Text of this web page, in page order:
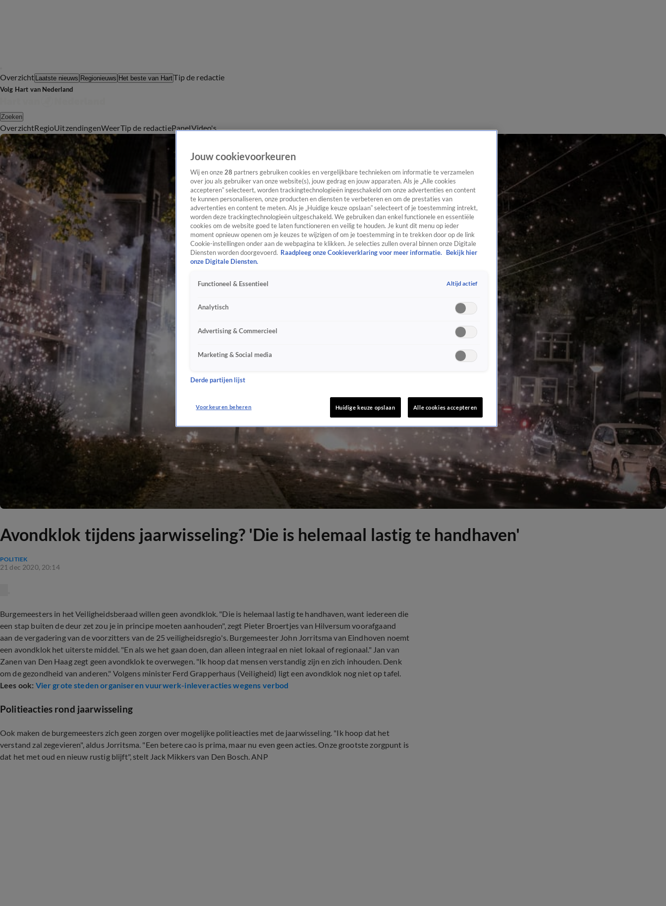
Overzicht Laatste nieuws Regionieuws Het beste van HartTip de redactie
Volg Hart van Nederland
Zoeken
OverzichtRegioUitzendingenWeerTip de redactiePanelVideo's
Avondklok tijdens jaarwisseling? 'Die is helemaal lastig te handhaven'
POLITIEK
21 dec 2020, 20:14
Burgemeesters in het Veiligheidsberaad willen geen avondklok. "Die is helemaal lastig te handhaven, want iedereen die
een stap buiten de deur zet zou je in principe moeten aanhouden", zegt Pieter Broertjes van Hilversum voorafgaand
aan de vergadering van de voorzitters van de 25 veiligheidsregio's. Burgemeester John Jorritsma van Eindhoven noemt
een avondklok het uiterste middel. "En als we het gaan doen, dan alleen integraal en niet lokaal of regionaal." Jan van
Zanen van Den Haag zegt geen avondklok te overwegen. "Ik hoop dat mensen verstandig zijn en zich inhouden. Denk
om de gezondheid van anderen." Volgens minister Ferd Grapperhaus (Veiligheid) ligt een avondklok nog niet op tafel.
Lees ook: Vier grote steden organiseren vuurwerk-inleveracties wegens verbod
Politieacties rond jaarwisseling
Ook maken de burgemeesters zich geen zorgen over mogelijke politieacties met de jaarwisseling. "Ik hoop dat het
verstand zal zegevieren", aldus Jorritsma. "Een betere cao is prima, maar nu even geen acties. Onze grootste zorgpunt is
dat het met oud en nieuw rustig blijft", stelt Jack Mikkers van Den Bosch. ANP
Jouw cookievoorkeuren
Wij en onze 28 partners gebruiken cookies en vergelijkbare technieken om informatie te verzamelen
over jou als gebruiker van onze website(s), jouw gedrag en jouw apparaten. Als je „Alle cookies
accepteren” selecteert, worden trackingtechnologieën ingeschakeld om onze advertenties en content
te kunnen personaliseren, onze producten en diensten te verbeteren en om de prestaties van
advertenties en content te meten. Als je „Huidige keuze opslaan” selecteert of je toestemming intrekt,
worden deze trackingtechnologieën uitgeschakeld. We gebruiken dan enkel functionele en essentiële
cookies om de website goed te laten functioneren en veilig te houden. Je kunt dit menu op ieder
moment opnieuw openen om je keuzes te wijzigen of om je toestemming in te trekken door op de link
Cookie-instellingen onder aan de webpagina te klikken. Je selecties zullen overal binnen onze Digitale
Diensten worden doorgevoerd. Raadpleeg onze Cookieverklaring voor meer informatie.
Bekijk hier
onze Digitale Diensten.
Functioneel & Essentieel Altijd actief
Analytisch
Advertising & Commercieel
Marketing & Social media
Derde partijen lijst
Voorkeuren beheren Huidige keuze opslaan Alle cookies accepteren